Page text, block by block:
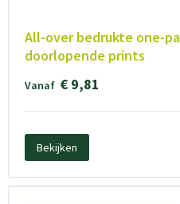
All-over bedrukte one-
doorlopende prints
Vanaf € 9,81
Bekijken